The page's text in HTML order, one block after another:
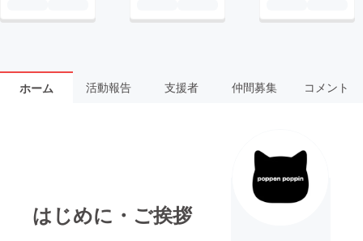
ホーム 活動報告 支援者 仲間募集 コメント
はじめに・ご挨拶